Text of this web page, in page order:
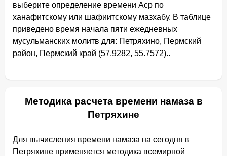
выберите определение времени Аср по
ханафитскому или шафиитскому мазхабу. В таблице
приведено время начала пяти ежедневных
мусульманских молитв для: Петряхино, Пермский
район, Пермский край (57.9282, 55.7572)..
Методика расчета времени намаза в
Петряхине
Для вычисления времени намаза на сегодня в
Петряхине применяется методика всемирной